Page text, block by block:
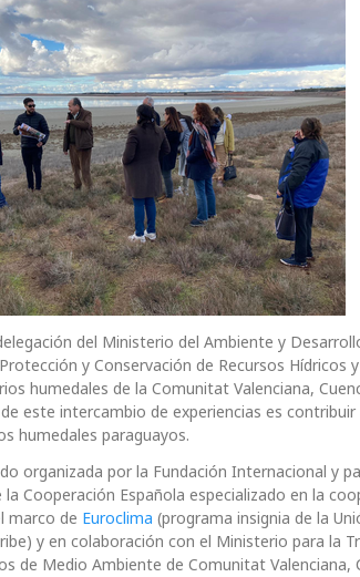
del Ministerio del Ambiente y
y Conservación de Recursos
humedales de la Comunitat Valenciana,
este intercambio de experiencias es
humedales paraguayos.
organizada por la Fundación Internacional y
Cooperación Española especializado en la
marco de Euroclima (programa insignia de la
y en colaboración con el Ministerio para la
de Medio Ambiente de Comunitat Valenciana,